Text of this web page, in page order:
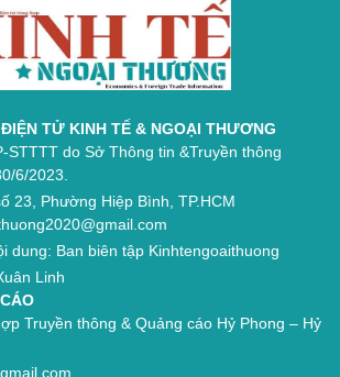
TỬ KINH TẾ & NGOẠI THƯƠNG
STTTT do Sở Thông tin &Truyền thông
6/2023.
23, Phường Hiệp Bình, TP.HCM
dung: Ban biên tập Kinhtengoaithuong
Linh
Truyền thông & Quảng cáo Hỷ Phong – Hỷ